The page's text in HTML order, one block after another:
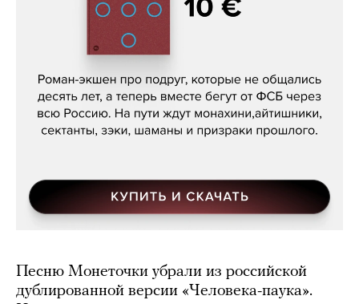
Кира Ярмыш, «Тут недалеко»
Песню Монеточки убрали из российской
дублированной версии «Человека-паука».